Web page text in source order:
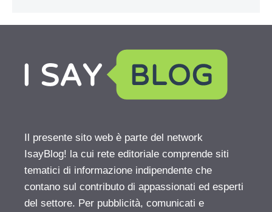
Il presente sito web è parte del network
IsayBlog! la cui rete editoriale comprende siti
tematici di informazione indipendente che
contano sul contributo di appassionati ed esperti
del settore. Per pubblicità, comunicati e